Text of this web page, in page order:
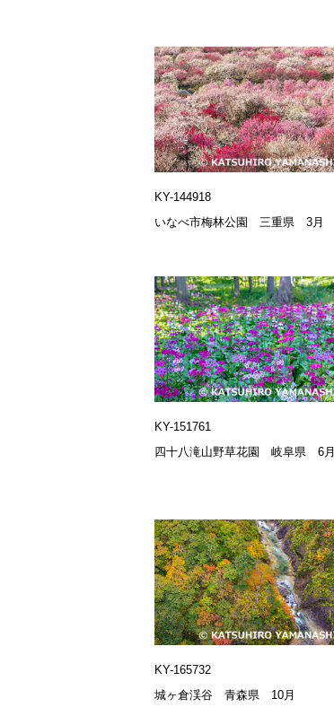
KY-144918
いなべ市梅林公園 三重県 3月
KY-151761
四十八滝山野草花園 岐阜県 6月
KY-165732
城ヶ倉渓谷 青森県 10月